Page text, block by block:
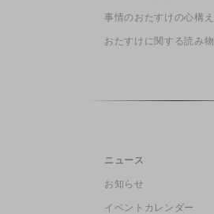
事情のおたすけの心構え
おたすけに関する読み物
ニュース
お知らせ
イベントカレンダー